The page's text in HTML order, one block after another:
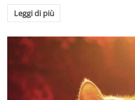
Leggi di più